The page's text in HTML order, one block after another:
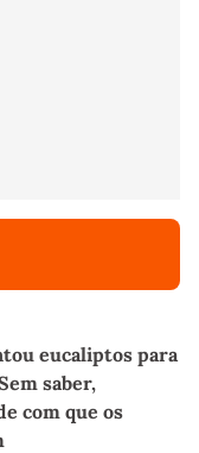
eucaliptos para
saber,
com que os